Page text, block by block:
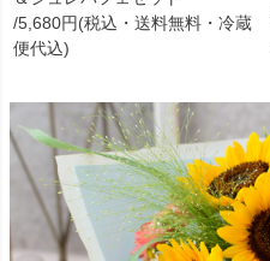
/5,680円(税込・送料無料・冷蔵
便代込)